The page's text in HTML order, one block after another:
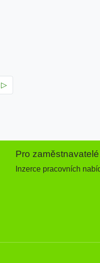
▷
Pro zaměstnavatelé
Inzerce pracovních